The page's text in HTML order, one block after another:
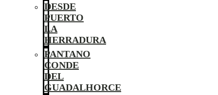
DESDE
PUERTO
LA
HERRADURA
PANTANO
CONDE
DEL
GUADALHORCE